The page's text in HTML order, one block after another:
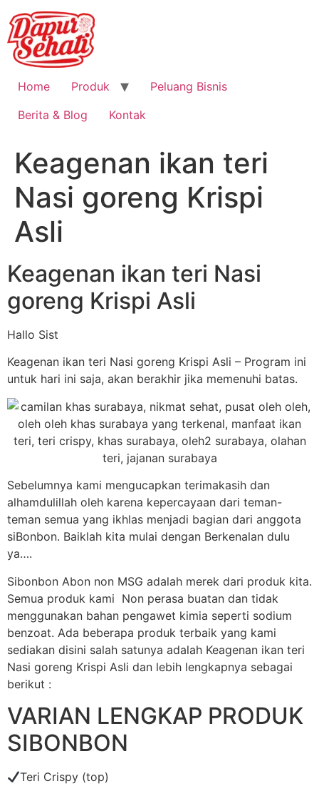
Home Produk
Peluang Bisnis
Berita & Blog
Kontak
Keagenan ikan teri
Nasi goreng Krispi
Asli
Keagenan ikan teri Nasi
goreng Krispi Asli
Hallo Sist
Keagenan ikan teri Nasi goreng Krispi Asli – Program ini
untuk hari ini saja, akan berakhir jika memenuhi batas.
Sebelumnya kami mengucapkan terimakasih dan
alhamdulillah oleh karena kepercayaan dari teman-
teman semua yang ikhlas menjadi bagian dari anggota
siBonbon. Baiklah kita mulai dengan Berkenalan dulu
ya….
Sibonbon Abon non MSG adalah merek dari produk kita.
Semua produk kami Non perasa buatan dan tidak
menggunakan bahan pengawet kimia seperti sodium
benzoat. Ada beberapa produk terbaik yang kami
sediakan disini salah satunya adalah Keagenan ikan teri
Nasi goreng Krispi Asli dan lebih lengkapnya sebagai
berikut :
VARIAN LENGKAP PRODUK
SIBONBON
Teri Crispy (top)